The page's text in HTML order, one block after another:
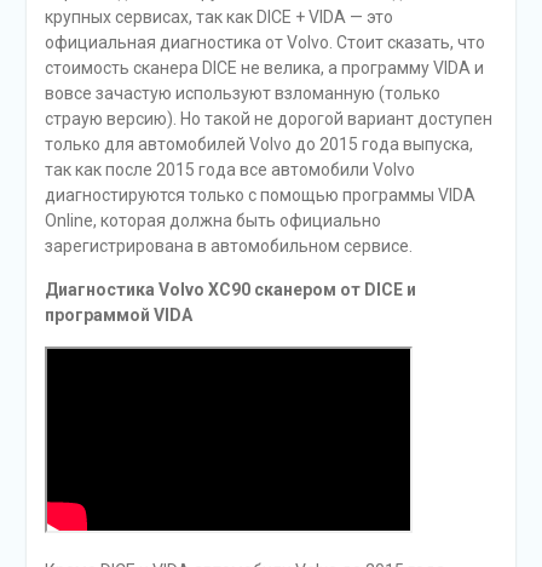
крупных сервисах, так как DICE + VIDA — это
официальная диагностика от Volvo. Стоит сказать, что
стоимость сканера DICE не велика, а программу VIDA и
вовсе зачастую используют взломанную (только
страую версию). Но такой не дорогой вариант доступен
только для автомобилей Volvo до 2015 года выпуска,
так как после 2015 года все автомобили Volvo
диагностируются только с помощью программы VIDA
Online, которая должна быть официально
зарегистрирована в автомобильном сервисе.
Диагностика Volvo XC90 сканером от DICE и
программой VIDA